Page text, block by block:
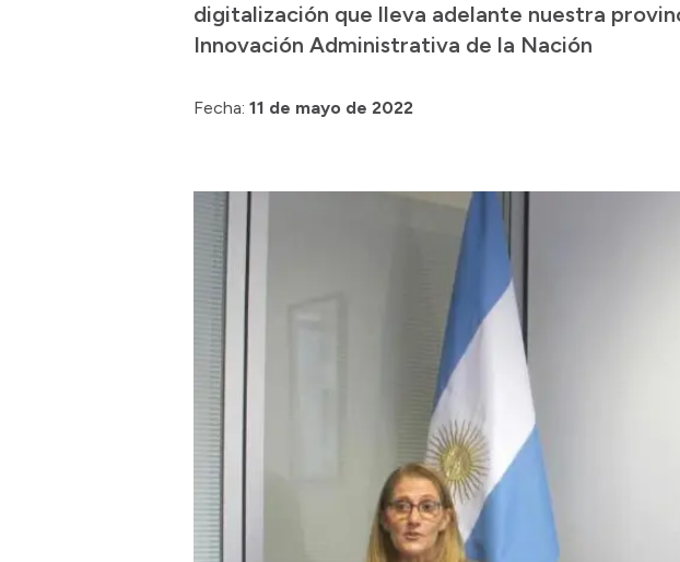
digitalización que lleva adelante nuestra
Innovación Administrativa de la Nación
Fecha: 11 de mayo de 2022